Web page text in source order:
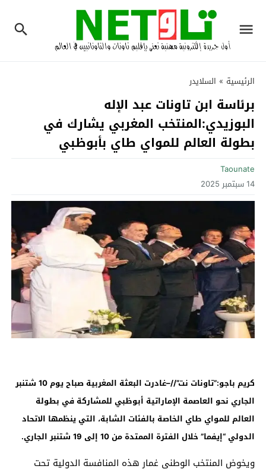
الرئيسية » السلايدر
برئاسة ابن تاونات عبد الإله
البوزيدي:المنتخب المغربي يشارك في
بطولة العالم للمواي طاي بأبوظبي‎
Taounate
14 سبتمبر 2025
كريم باجو:”تاونات نت”//–غادرت البعثة المغربية صباح يوم 10 شتنبر
الجاري نحو العاصمة الإماراتية أبوظبي للمشاركة في بطولة
العالم للمواي طاي الخاصة بالفئات الشابة، التيينظمها الاتحاد
الدولي “إيفما” خلال الفترة الممتدة من 10 إلى 19 شتنبر الجاري
.
ويخوض المنتخب الوطني غمار هذه المنافسة الدولية تحت